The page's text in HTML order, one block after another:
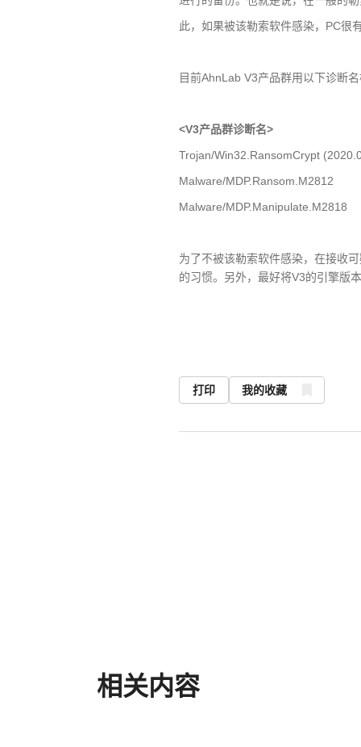
此，如果被该勒索软件感染， PC很
目前AhnLab V3产品群用以下诊断
<V3产品群诊断名>
Trojan/Win32.RansomCrypt
Malware/MDP.Ransom.M2812
Malware/MDP.Manipulate.M2818
为了不被该勒索软件感染，在接收
的习惯。另外，最好将V3的引擎版
打印 我的收藏
相关内容